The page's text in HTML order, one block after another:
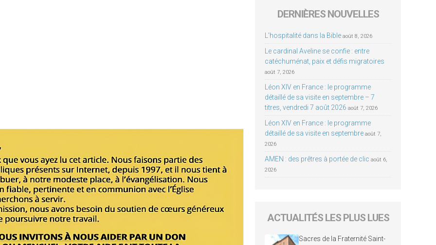
DERNIÈRES NOUVELLES
L’hospitalité dans la Bible août 8, 2026
Le cardinal Aveline se confie : entre
catéchuménat, paix et défis migratoires
août 7, 2026
Léon XIV en France : le programme
détaillé de sa visite en septembre – 7
titres, vendredi 7 août 2026 août 7, 2026
Léon XIV en France : le programme
détaillé de sa visite en septembre août 7,
2026
AMEN : des prêtres à portée de clic août 6,
2026
ACTUALITÉS LES PLUS LUES
Sacres de la Fraternité Saint-